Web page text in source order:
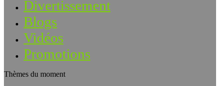
Divertissement
Blogs
Vidéos
Promotions
Thèmes du moment